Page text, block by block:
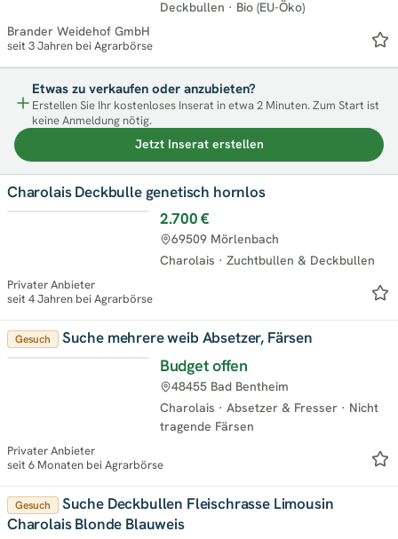
Deckbullen · Bio (EU-Öko)
Brander Weidehof GmbH
seit 3 Jahren bei Agrarbörse
Etwas zu verkaufen oder anzubieten?
Erstellen Sie Ihr kostenloses Inserat in etwa 2 Minuten. Zum Start ist
keine Anmeldung nötig.
Jetzt Inserat erstellen
Charolais Deckbulle genetisch hornlos
2.700 €
Charolais · Zuchtbullen & Deckbullen
69509 Mörlenbach
Privater Anbieter
seit 4 Jahren bei Agrarbörse
Gesuch Suche mehrere weib Absetzer, Färsen
Budget offen
Charolais · Absetzer & Fresser · Nicht
tragende Färsen
48455 Bad Bentheim
Privater Anbieter
seit 6 Monaten bei Agrarbörse
Gesuch
Suche Deckbullen Fleischrasse Limousin
Charolais Blonde Blauweis